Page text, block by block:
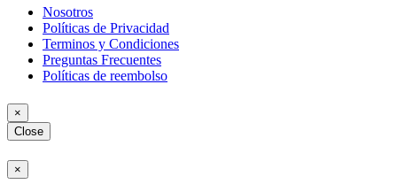
Nosotros
Políticas de Privacidad
Terminos y Condiciones
Preguntas Frecuentes
Políticas de reembolso
×
Close
×